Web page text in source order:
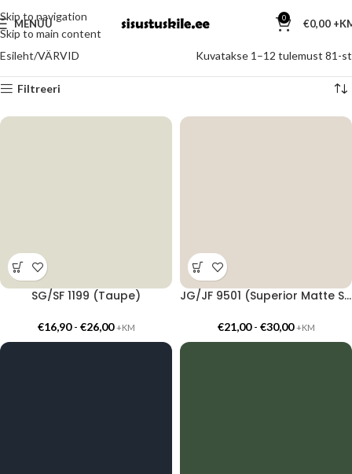
Skip to navigation
Skip to main content
MENÜÜ 0 €0,00
Esileht VÄRVID Kuvatakse 1–12 tulemust 81-st
Filtreeri
SG/SF 1199 (Taupe)
€16,90- €26,00 +KM
JG/JF 9501 (Superior Matte Solid Cotton)
€21,00- €30,00 +KM